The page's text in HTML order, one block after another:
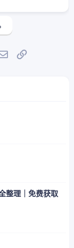
邮件
整理｜免费获取